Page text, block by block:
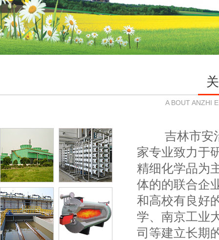
A BOUT ANZHI
吉林市安治
家专业致力于
精细化学品为
体的的联合企
和高校有良好
学、南京工业
司等建立长期